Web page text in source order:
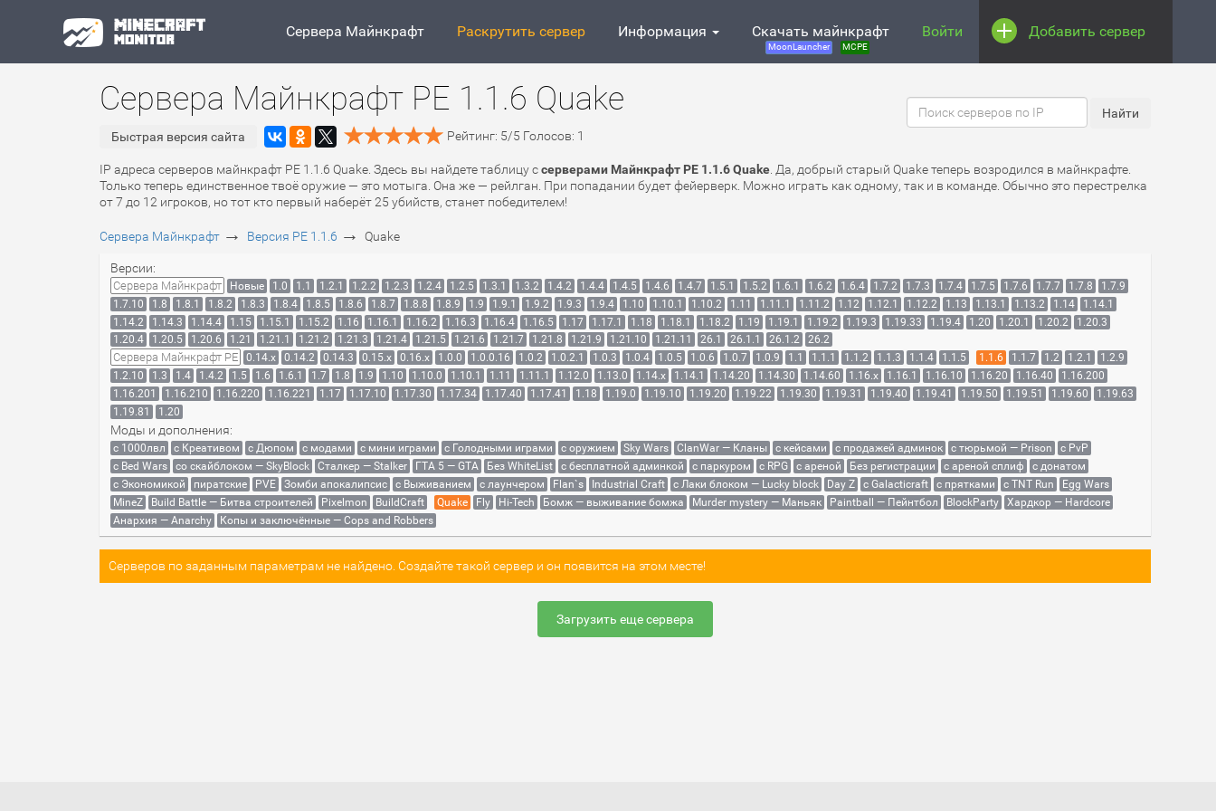
Сервера Майнкрафт Раскрутить сервер Информация Скачать майнкрафт
MoonLauncher MCPE
Войти Добавить сервер
Сервера Майнкрафт PE 1.1.6 Quake
Быстрая версия сайта Рейтинг: 5/5 Голосов: 1
IP адреса серверов майнкрафт PE 1.1.6 Quake. Здесь вы найдете таблицу ссерверами Майнкрафт PE 1.1.6 Quake . Да, добрый старый Quake теперь возродился в майнкрафте.
Только теперь единственное твоё оружие — это мотыга. Она же — рейлган. При попадании будет фейерверк. Можно играть как одному, так и в команде. Обычно это перестрелка
от 7 до 12 игроков, но тот кто первый наберёт 25 убийств, станет победителем!
Сервера Майнкрафт → Версия PE 1.1.6 → Quake
Версии:
Сервера Майнкрафт Новые 1.0 1.1 1.2.1 1.2.2 1.2.3 1.2.4 1.2.5 1.3.1 1.3.2 1.4.2 1.4.4 1.4.5 1.4.6 1.4.7 1.5.1 1.5.2 1.6.1 1.6.2 1.6.4 1.7.2 1.7.3 1.7.4 1.7.5 1.7.6 1.7.7 1.7.8
1.7.9
1.7.10
1.8 1.8.1 1.8.2 1.8.3 1.8.4 1.8.5 1.8.6 1.8.7 1.8.8 1.8.9 1.9 1.9.1 1.9.2 1.9.3 1.9.4 1.10 1.10.1 1.10.2 1.11 1.11.1 1.11.2 1.12 1.12.1 1.12.2 1.13 1.13.1 1.13.2 1.14
1.14.1
1.14.2
1.14.3 1.14.4 1.15 1.15.1 1.15.2 1.16 1.16.1 1.16.2 1.16.3 1.16.4 1.16.5 1.17 1.17.1 1.18 1.18.1 1.18.2 1.19 1.19.1 1.19.2 1.19.3 1.19.33 1.19.4 1.20 1.20.1 1.20.2
1.20.3
1.20.4
1.20.5 1.20.6 1.21 1.21.1 1.21.2 1.21.3 1.21.4 1.21.5 1.21.6 1.21.7 1.21.8 1.21.9 1.21.10 1.21.11 26.1 26.1.1 26.1.2 26.2
Сервера Майнкрафт PE 0.14.x 0.14.2 0.14.3 0.15.x 0.16.x 1.0.0 1.0.0.16 1.0.2 1.0.2.1 1.0.3 1.0.4 1.0.5 1.0.6 1.0.7 1.0.9 1.1 1.1.1 1.1.2 1.1.3 1.1.4 1.1.5 1.1.6 1.1.7 1.2 1.2.1
1.2.9
1.2.10
1.3 1.4 1.4.2 1.5 1.6 1.6.1 1.7 1.8 1.9 1.10 1.10.0 1.10.1 1.11 1.11.1 1.12.0 1.13.0 1.14.x 1.14.1 1.14.20 1.14.30 1.14.60 1.16.x 1.16.1 1.16.10 1.16.20 1.16.40
1.16.200
1.16.201
1.16.210 1.16.220 1.16.221 1.17 1.17.10 1.17.30 1.17.34 1.17.40 1.17.41 1.18 1.19.0 1.19.10 1.19.20 1.19.22 1.19.30 1.19.31 1.19.40 1.19.41 1.19.50 1.19.51 1.19.60
1.19.63
1.19.81
1.20
Моды и дополнения:
с 1000лвл c Креативом с Дюпом с модами с мини играми с Голодными играми с оружием Sky Wars ClanWar — Кланы с кейсами с продажей админок с тюрьмой — Prison
с PvP
с Bed Wars
со скайблоком — SkyBlock Сталкер — Stalker ГТА 5 — GTA Без WhiteList с бесплатной админкой с паркуром с RPG с ареной Без регистрации с ареной сплиф
с донатом
с Экономикой
пиратские PVE Зомби апокалипсис с Выживанием с лаунчером Flan`s Industrial Craft с Лаки блоком — Lucky block Day Z с Galacticraft с прятками с TNT Run
Egg Wars
MineZ
Build Battle — Битва строителей Pixelmon BuildCraft Quake Fly Hi-Tech Бомж — выживание бомжа Murder mystery — Маньяк Paintball — Пейнтбол BlockParty
Хардкор — Hardcore
Анархия — Anarchy
Копы и заключённые — Cops and Robbers
Серверов по заданным параметрам не найдено. Создайте такой сервер и он появится на этом месте!
Загрузить еще сервера